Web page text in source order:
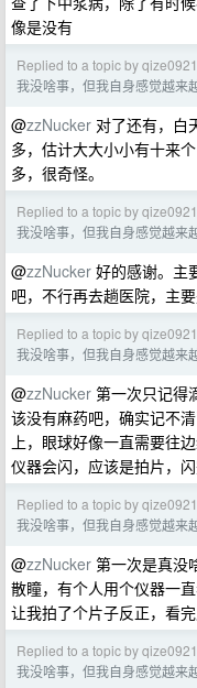
像是没有
Replied to a topic by qize0921
我没啥事，但我自身感觉越来
@zzNucker 对了还有，白
多，估计大大小小有十来
多，很奇怪。
Replied to a topic by qize0921
我没啥事，但我自身感觉越来
@zzNucker 好的感谢。主
吧，不行再去趟医院，主要
Replied to a topic by qize0921
我没啥事，但我自身感觉越来
@zzNucker 第一次只记得
该没有麻药吧，确实记不
上，眼球好像一直需要往
仪器会闪，应该是拍片，闪
Replied to a topic by qize0921
我没啥事，但我自身感觉越来
@zzNucker 第一次是真没
散瞳，有个人用个仪器一
让我拍了个片子反正，看完
Replied to a topic by qize0921
我没啥事，但我自身感觉越来